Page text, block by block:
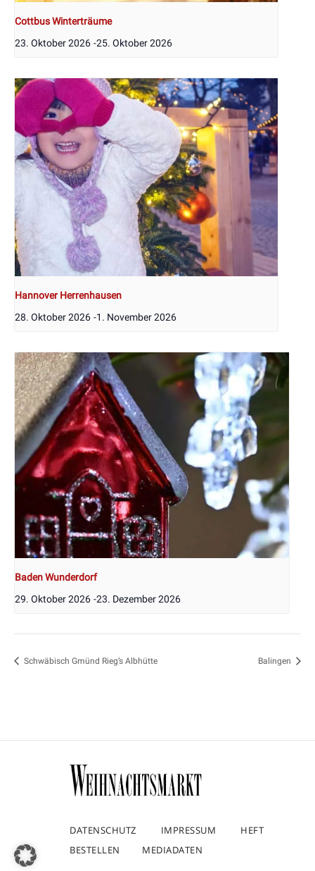
Cottbus Winterträume
23. Oktober 2026 -25. Oktober 2026
Hannover Herrenhausen
28. Oktober 2026 -1. November 2026
Baden Wunderdorf
29. Oktober 2026 -23. Dezember 2026
Schwäbisch Gmünd Rieg’s Albhütte Balingen
DATENSCHUTZ IMPRESSUM
HEFT
BESTELLEN
MEDIADATEN